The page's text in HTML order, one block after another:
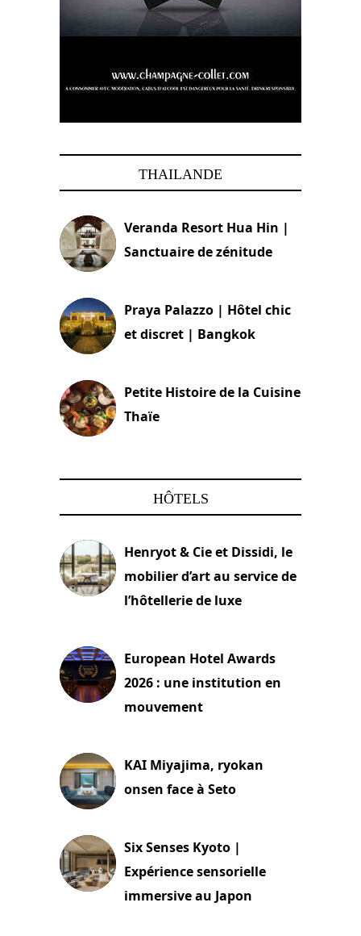
THAILANDE
Veranda Resort Hua Hin |
Sanctuaire de zénitude
Praya Palazzo | Hôtel chic
et discret | Bangkok
Petite Histoire de la Cuisine
Thaïe
HÔTELS
Henryot & Cie et Dissidi, le
mobilier d’art au service de
l’hôtellerie de luxe
European Hotel Awards
2026 : une institution en
mouvement
KAI Miyajima, ryokan
onsen face à Seto
Six Senses Kyoto |
Expérience sensorielle
immersive au Japon